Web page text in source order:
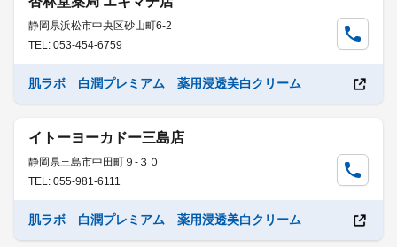
静岡県浜松市中央区砂山町6-2
TEL: 053-454-6759
肌ラボ 白潤プレミアム 薬用浸透美白クリーム
イトーヨーカドー三島店
静岡県三島市中田町９-３０
TEL: 055-981-6111
肌ラボ 白潤プレミアム 薬用浸透美白クリーム